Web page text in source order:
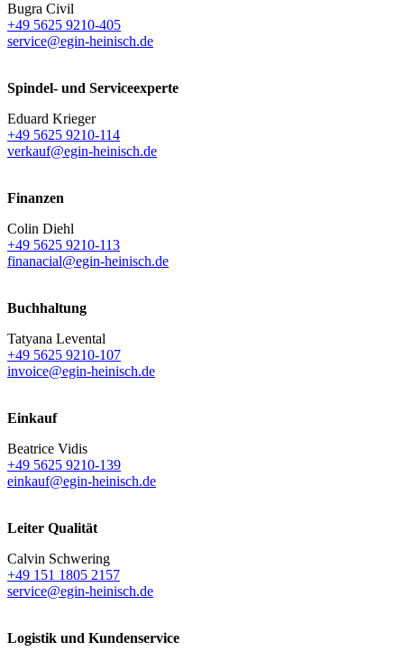
Bugra Civil
+49 5625 9210-405
service@egin-heinisch.de
Spindel- und Serviceexperte
Eduard Krieger
+49 5625 9210-114
verkauf@egin-heinisch.de
Finanzen
Colin Diehl
+49 5625 9210-113
finanacial@egin-heinisch.de
Buchhaltung
Tatyana Levental
+49 5625 9210-107
invoice@egin-heinisch.de
Einkauf
Beatrice Vidis
+49 5625 9210-139
einkauf@egin-heinisch.de
Leiter Qualität
Calvin Schwering
+49 151 1805 2157
service@egin-heinisch.de
Logistik und Kundenservice